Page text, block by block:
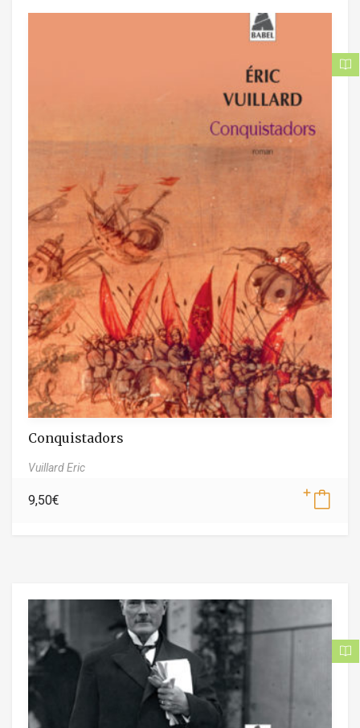
Conquistadors
Vuillard Eric
9,50€